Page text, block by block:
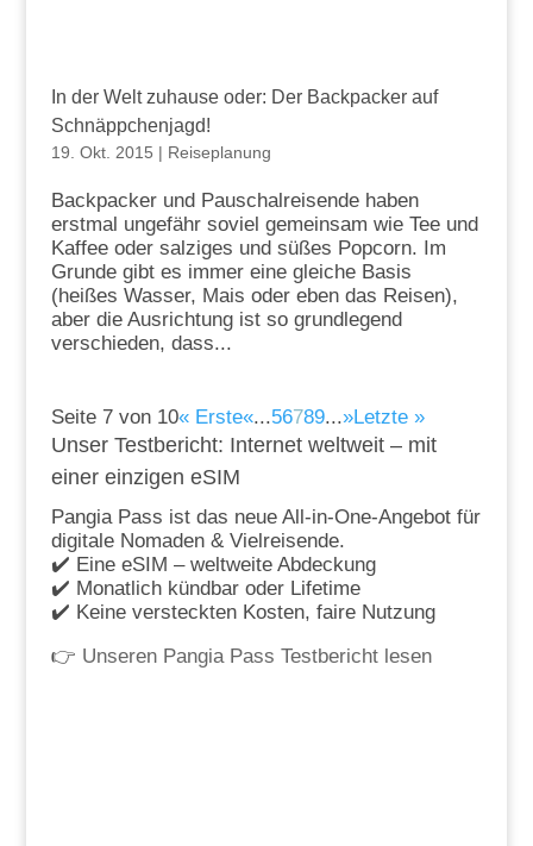
In der Welt zuhause oder: Der Backpacker auf
Schnäppchenjagd!
19. Okt. 2015 | Reiseplanung
Backpacker und Pauschalreisende haben
erstmal ungefähr soviel gemeinsam wie Tee und
Kaffee oder salziges und süßes Popcorn. Im
Grunde gibt es immer eine gleiche Basis
(heißes Wasser, Mais oder eben das Reisen),
aber die Ausrichtung ist so grundlegend
verschieden, dass...
Seite 7 von 10« Erste«...56789...»Letzte »
Unser Testbericht: Internet weltweit – mit
einer einzigen eSIM
Pangia Pass ist das neue All-in-One-Angebot für
digitale Nomaden & Vielreisende.
✔️ Eine eSIM – weltweite Abdeckung
✔️ Monatlich kündbar oder Lifetime
✔️ Keine versteckten Kosten, faire Nutzung
👉 Unseren Pangia Pass Testbericht lesen